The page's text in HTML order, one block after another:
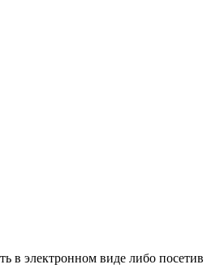
в электронном виде либо посетив